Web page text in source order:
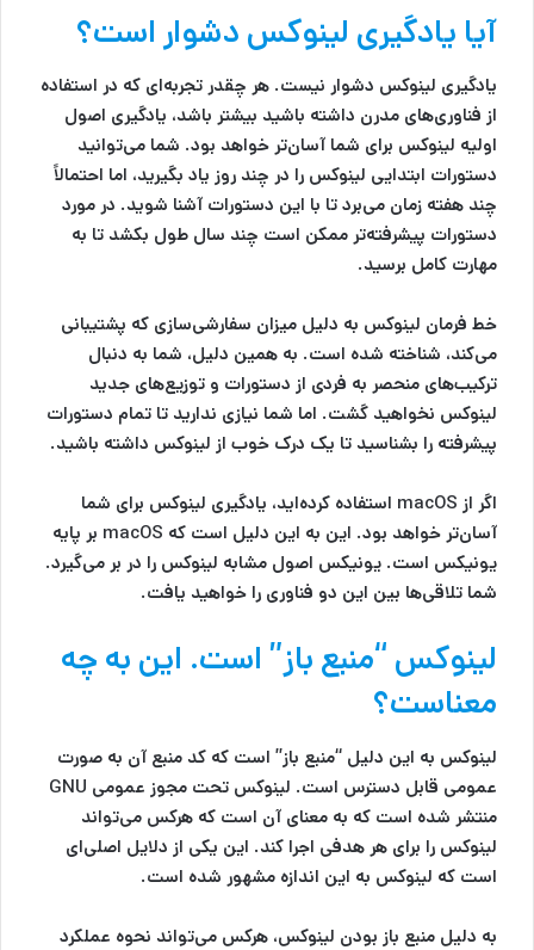
آیا یادگیری لینوکس دشوار است؟
یادگیری لینوکس دشوار نیست. هر چقدر تجربه‌ای که در استفاده
از فناوری‌های مدرن داشته باشید بیشتر باشد، یادگیری اصول
اولیه لینوکس برای شما آسان‌تر خواهد بود. شما می‌توانید
دستورات ابتدایی لینوکس را در چند روز یاد بگیرید، اما احتمالاً
چند هفته زمان می‌برد تا با این دستورات آشنا شوید. در مورد
دستورات پیشرفته‌تر ممکن است چند سال طول بکشد تا به
مهارت کامل برسید.
خط فرمان لینوکس به دلیل میزان سفارشی‌سازی که پشتیبانی
می‌کند، شناخته شده است. به همین دلیل، شما به دنبال
ترکیب‌های منحصر به فردی از دستورات و توزیع‌های جدید
لینوکس نخواهید گشت. اما شما نیازی ندارید تا تمام دستورات
پیشرفته را بشناسید تا یک درک خوب از لینوکس داشته باشید.
اگر از macOS استفاده کرده‌اید، یادگیری لینوکس برای شما
آسان‌تر خواهد بود. این به این دلیل است که macOS بر پایه
یونیکس است. یونیکس اصول مشابه لینوکس را در بر می‌گیرد.
شما تلاقی‌ها بین این دو فناوری را خواهید یافت.
لینوکس “منبع باز” است. این به چه
معناست؟
لینوکس به این دلیل “منبع باز” است که کد منبع آن به صورت
عمومی قابل دسترس است. لینوکس تحت مجوز عمومی GNU
منتشر شده است که به معنای آن است که هرکس می‌تواند
لینوکس را برای هر هدفی اجرا کند. این یکی از دلایل اصلی‌ای
است که لینوکس به این اندازه مشهور شده است.
به دلیل منبع باز بودن لینوکس، هرکس می‌تواند نحوه عملکرد